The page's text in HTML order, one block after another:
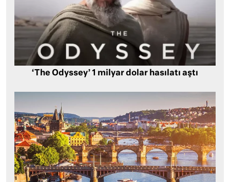
‘The Odyssey’ 1 milyar dolar hasılatı aştı